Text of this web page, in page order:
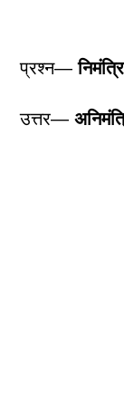
प्रश्न—
उत्तर—